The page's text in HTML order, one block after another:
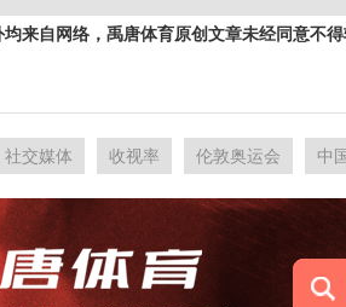
来自网络，禹唐体育原创文章未经同意不
社交媒体 收视率 伦敦奥运会 中